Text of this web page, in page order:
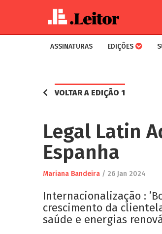
ASSINATURAS EDIÇÕES
VOLTAR A EDIÇÃO 1
Legal Latin
Espanha
Mariana Bandeira / 26 Jan 2024
Internacionalização :
crescimento da
saúde e energias